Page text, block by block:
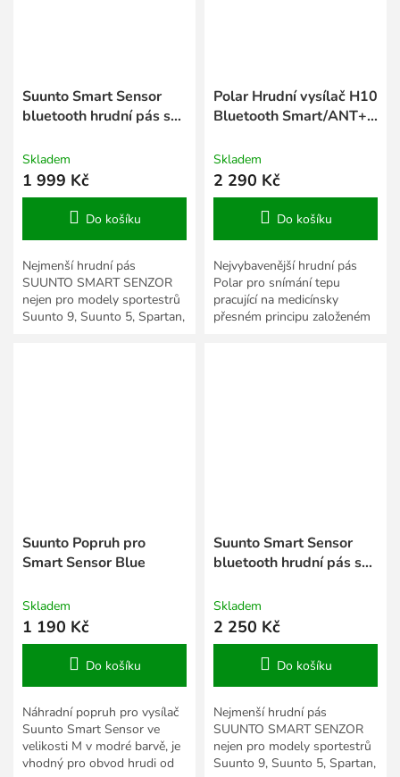
Suunto Smart Sensor
bluetooth hrudní pás s
Skladem
1 999 Kč
Do košíku
Nejmenší hrudní pás
SUUNTO SMART SENZOR
nejen pro modely sportestrů
Suunto 9, Suunto 5, Spartan,
Polar Hrudní vysílač H10
Bluetooth Smart/ANT+
popruhem PRO
Skladem
2 290 Kč
Do košíku
Nejvybavenější hrudní pás
Polar pro snímání tepu
pracující na medicínsky
přesném principu založeném
Suunto Popruh pro
Smart Sensor Blue
Skladem
1 190 Kč
Do košíku
Náhradní popruh pro vysílač
Suunto Smart Sensor ve
velikosti M v modré barvě, je
vhodný pro obvod hrudi od
Suunto Smart Sensor
bluetooth hrudní pás s
Skladem
2 250 Kč
Do košíku
Nejmenší hrudní pás
SUUNTO SMART SENZOR
nejen pro modely sportestrů
Suunto 9, Suunto 5, Spartan,